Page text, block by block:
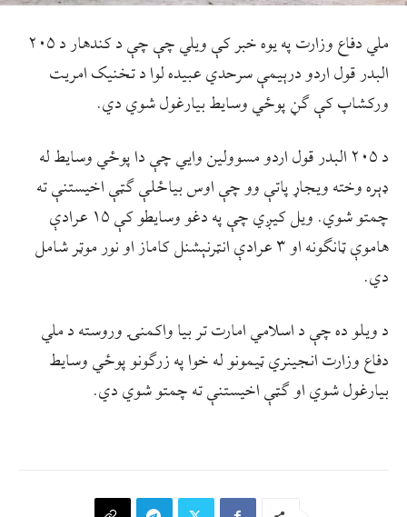
ملي دفاع وزارت په یوه خبر کې ویلي چې چې د کندهار د ۲۰۵
البدر قول اردو درېیمې سرحدي عبیده لوا د تخنیک امریت
ورکشاپ کې ګڼ پوځي وسایط بیارغول شوي دي.
د ۲۰۵ البدر قول اردو مسوولین وایي چې دا پوځي وسایط له
ډېره وخته ویجاړ پاتې وو چې اوس بیاځلې ګټې اخیستنې ته
چمتو شوي. ویل کیږي چې په دغو وسایطو کې ۱۵ عرادې
هاموې ټانګونه او ۳ عرادې انټرنېشنل کاماز او نور موټر شامل
دي.
د ویلو ده چې د اسلامي امارت تر بیا واکمنۍ وروسته د ملي
دفاع وزارت انجینري ټیمونو له خوا په زرګونو پوځي وسایط
بیارغول شوي او ګټې اخیستنې ته چمتو شوي دي.